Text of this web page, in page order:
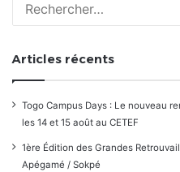
Articles récents
Togo Campus Days : Le nouveau
les 14 et 15 août au CETEF
1ère Édition des Grandes
Apégamé / Sokpé